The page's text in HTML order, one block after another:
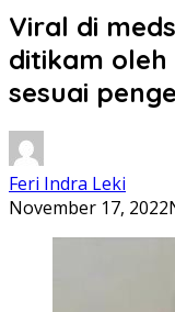
Viral di
ditikam
sesuai
Feri Indra Leki
November 17, 2022